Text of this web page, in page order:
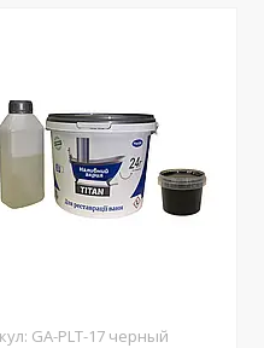
GA-PLT-17 черный